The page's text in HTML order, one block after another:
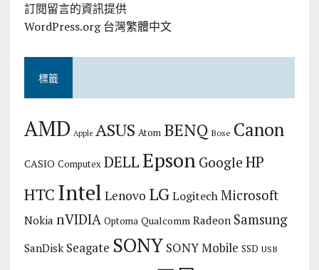
訂閱留言的資訊提供
WordPress.org 台灣繁體中文
標籤
AMD Apple ASUS Atom BENQ Bose Canon
CASIO Computex DELLEpson Google HP
HTC Intel Lenovo LG Logitech Microsoft
Nokia nVIDIA Optoma Qualcomm Radeon Samsung
SanDisk Seagate SONY SONY Mobile SSD USB